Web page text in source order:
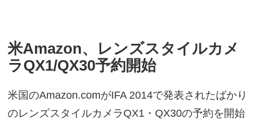
米Amazon、レンズスタイルカメ
ラQX1/QX30予約開始
米国のAmazon.comがIFA 2014で発表されたばかり
のレンズスタイルカメラQX1・QX30の予約を開始